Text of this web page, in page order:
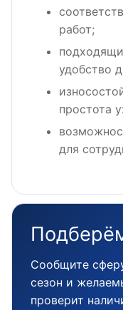
работ;
удобство
простота
для
Сообщите
сезон и
проверит